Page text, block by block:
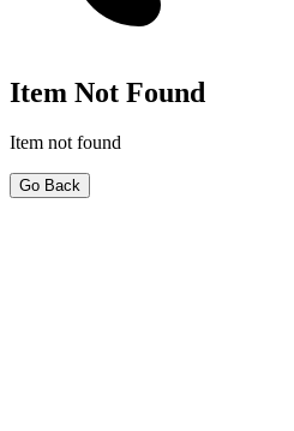
Item Not Found
Item not found
Go Back